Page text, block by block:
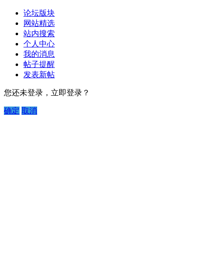
论坛版块
网站精选
站内搜索
个人中心
我的消息
帖子提醒
发表新帖
您还未登录，立即登录？
确定 取消